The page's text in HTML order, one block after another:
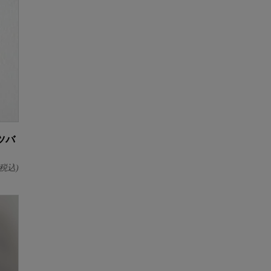
バ
込)